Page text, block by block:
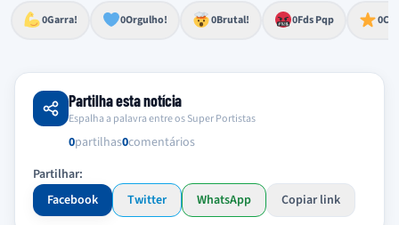
0Garra!
Esforço, determinação, aprovação forte
0Orgulho!
Lealdade, amor clubístico, sentimento profundo
0Brutal!
Impressionante, chocante, de grande impacto 0Fds Pqp
Reação de desespero, raiva, frustração ou espanto extremo 0
Excelência, destaque, o melhor
Partilha esta notícia
Espalha a palavra entre os Super Portistas
0partilhas0comentários
Partilhar:
Facebook
Twitter WhatsApp Copiar link